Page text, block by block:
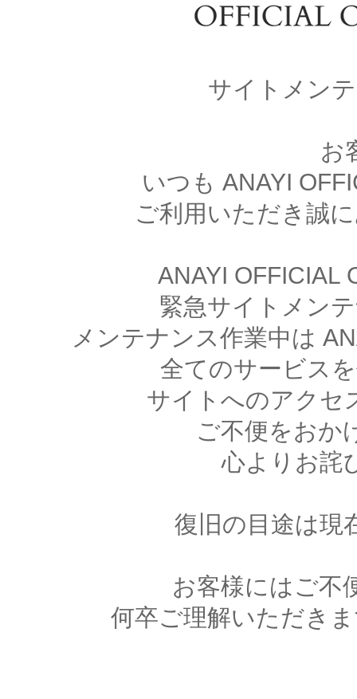
サイトメン
お
いつも ANAYI
ご利用いただき誠
ANAYI OFFICIAL
緊急サイトメン
メンテナンス作業中は
全てのサービス
サイトへのアクセ
ご不便をおか
心よりお詫
復旧の目途は現
お客様にはご不
何卒ご理解いただき